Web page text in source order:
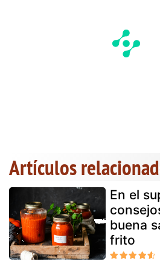
Artículos
En el
buena
frito